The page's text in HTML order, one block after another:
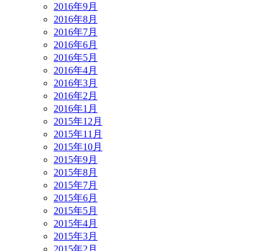
2016年9月
2016年8月
2016年7月
2016年6月
2016年5月
2016年4月
2016年3月
2016年2月
2016年1月
2015年12月
2015年11月
2015年10月
2015年9月
2015年8月
2015年7月
2015年6月
2015年5月
2015年4月
2015年3月
2015年2月